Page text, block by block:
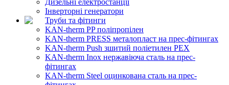
Інверторні генератори
Труби та фітинги
KAN-therm PP поліпропілен
KAN-therm PRESS металопласт на прес-фітингах
KAN-therm Push зшитий поліетилен PEX
KAN-therm Inox нержавіюча сталь на прес-
фітингах
KAN-therm Steel оцинкована сталь на прес-